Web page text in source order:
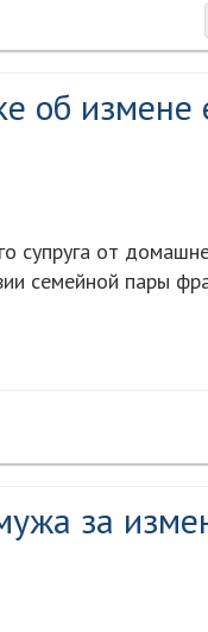
об
супруга от
семейной пары
за